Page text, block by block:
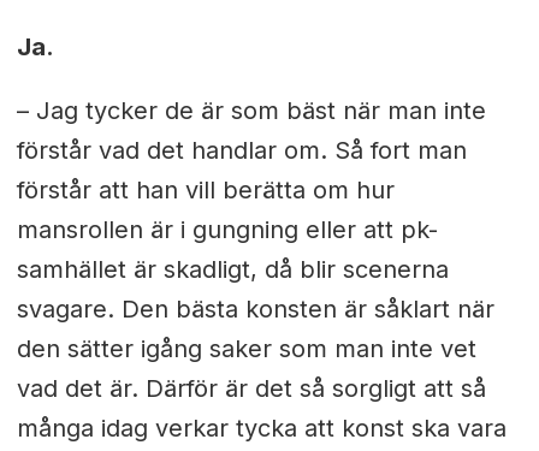
Ja.
– Jag tycker de är som bäst när man inte
förstår vad det handlar om. Så fort man
förstår att han vill berätta om hur
mansrollen är i gungning eller att pk-
samhället är skadligt, då blir scenerna
svagare. Den bästa konsten är såklart när
den sätter igång saker som man inte vet
vad det är. Därför är det så sorgligt att så
många idag verkar tycka att konst ska vara